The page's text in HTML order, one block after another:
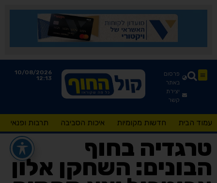
פרסום
באתר
יצירת
קשר
10/08/2026
12:13
עמוד הבית חדשות מקומיות איכות הסביבה תרבות ופנאי
טרגדיה בחוף
הבונים: השחקן אלון